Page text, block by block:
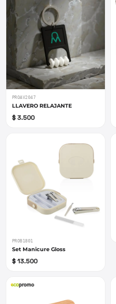
PROAV2047
LLAVERO RELAJANTE
$ 3.500
PROB1801
Set Manicure Gloss
$ 13.500